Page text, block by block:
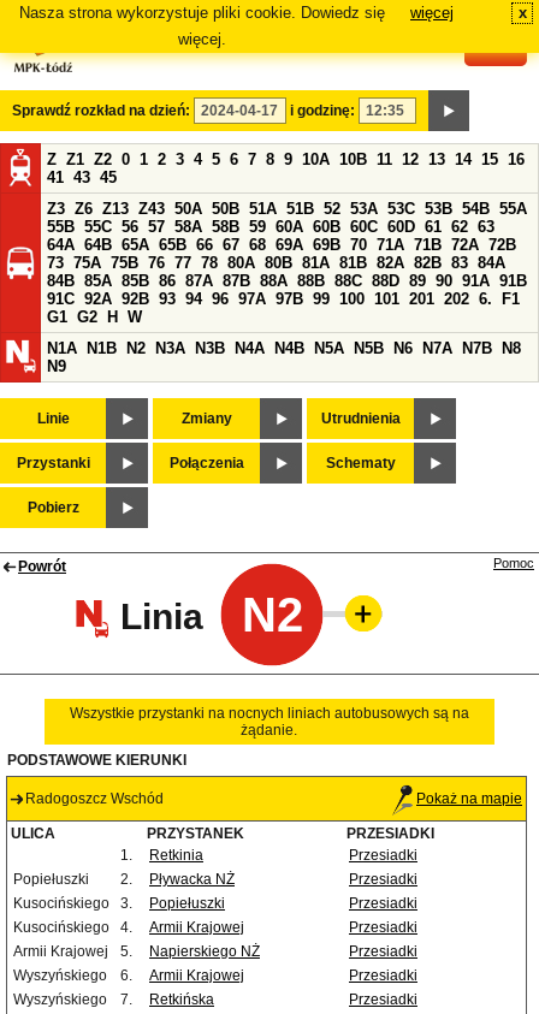
Nasza strona wykorzystuje pliki cookie. Dowiedz się
więcej.
więcej x
Sprawdź rozkład na dzień: i godzinę:
Z Z1 Z2 0 1 2 3 4 5 6 7 8 9 10A 10B 11 12 13 14 15 16
41 43 45
Z3 Z6 Z13 Z43 50A 50B 51A 51B 52 53A 53C 53B 54B 55A
55B 55C 56 57 58A 58B 59 60A 60B 60C 60D 61 62 63
64A 64B 65A 65B 66 67 68 69A 69B 70 71A 71B 72A 72B
73 75A 75B 76 77 78 80A 80B 81A 81B 82A 82B 83 84A
84B 85A 85B 86 87A 87B 88A 88B 88C 88D 89 90 91A 91B
91C 92A 92B 93 94 96 97A 97B 99 100 101 201 202 6.
F1
G1 G2 H
W
N1A
N1B N2 N3A N3B N4A N4B N5A N5B N6 N7A N7B
N8
N9
Linie Zmiany Utrudnienia
Przystanki Połączenia Schematy
Pobierz
Powrót
Linia N2
Pomoc
Wszystkie przystanki na nocnych liniach autobusowych są na
żądanie.
PODSTAWOWE KIERUNKI
Radogoszcz Wschód Pokaż na mapie
ULICA PRZYSTANEK
PRZESIADKI
1.
Retkinia
Przesiadki
Popiełuszki
2. Pływacka NŻ
Przesiadki
Kusocińskiego
3. Popiełuszki
Przesiadki
Kusocińskiego
4. Armii Krajowej
Przesiadki
Armii Krajowej
5. Napierskiego NŻ
Przesiadki
Wyszyńskiego
6. Armii Krajowej
Przesiadki
Wyszyńskiego
7. Retkińska
Przesiadki